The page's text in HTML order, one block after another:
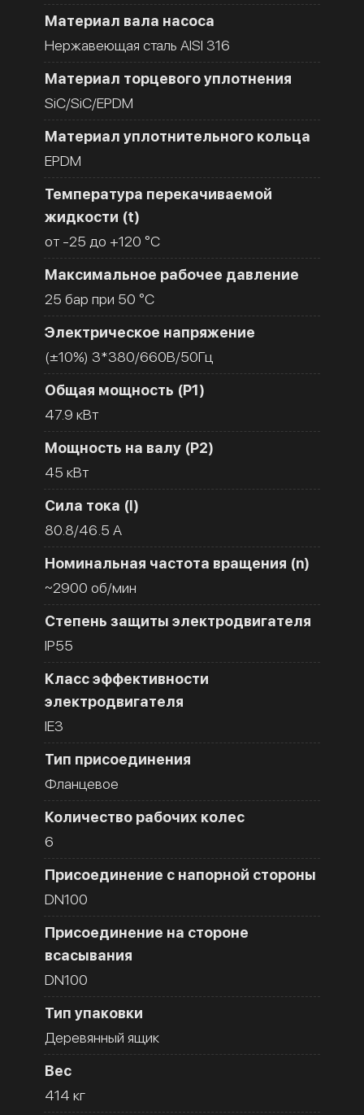
Материал вала насоса
Нержавеющая сталь AISI 316
Материал торцевого уплотнения
SiC/SiC/EPDM
Материал уплотнительного кольца
EPDM
Температура перекачиваемой
жидкости (t)
от -25 до +120 °C
Максимальное рабочее давление
25 бар при 50 °C
Электрическое напряжение
(±10%) 3*380/660В/50Гц
Общая мощность (Р1)
47.9 кВт
Мощность на валу (Р2)
45 кВт
Сила тока (I)
80.8/46.5 A
Номинальная частота вращения (n)
~2900 об/мин
Степень защиты электродвигателя
IP55
Класс эффективности
электродвигателя
IE3
Тип присоединения
Фланцевое
Количество рабочих колес
6
Присоединение с напорной стороны
DN100
Присоединение на стороне
всасывания
DN100
Тип упаковки
Деревянный ящик
Вес
414 кг